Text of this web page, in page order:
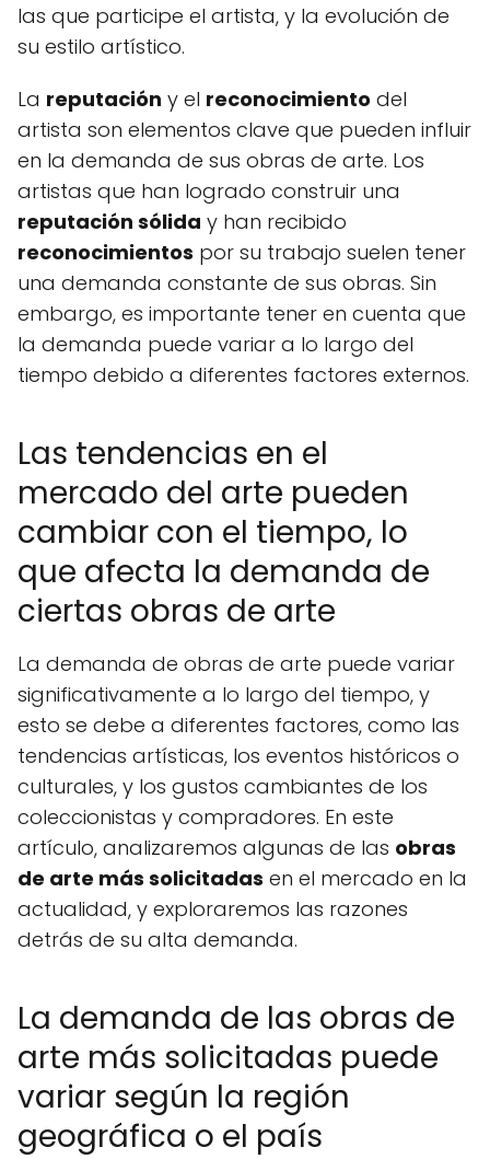
las que participe el artista, y la evolución de
su estilo artístico.
La reputación y el reconocimiento del
artista son elementos clave que pueden influir
en la demanda de sus obras de arte. Los
artistas que han logrado construir una
reputación sólida y han recibido
reconocimientos por su trabajo suelen tener
una demanda constante de sus obras. Sin
embargo, es importante tener en cuenta que
la demanda puede variar a lo largo del
tiempo debido a diferentes factores externos.
Las tendencias en el
mercado del arte pueden
cambiar con el tiempo, lo
que afecta la demanda de
ciertas obras de arte
La demanda de obras de arte puede variar
significativamente a lo largo del tiempo, y
esto se debe a diferentes factores, como las
tendencias artísticas, los eventos históricos o
culturales, y los gustos cambiantes de los
coleccionistas y compradores. En este
artículo, analizaremos algunas de las obras
de arte más solicitadas en el mercado en la
actualidad, y exploraremos las razones
detrás de su alta demanda.
La demanda de las obras de
arte más solicitadas puede
variar según la región
geográfica o el país